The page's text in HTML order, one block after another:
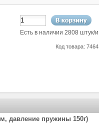
Есть в наличии 2808 штук/и
Код товара: 7464
давление пружины 150г)